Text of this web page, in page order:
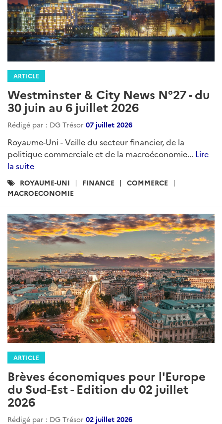
ARTICLE
Westminster & City News N°27 - du
30 juin au 6 juillet 2026
Rédigé par : DG Trésor 07 juillet 2026
Royaume-Uni - Veille du secteur financier, de la
politique commerciale et de la macroéconomie... Lire
la suite
Catégories
:
ROYAUME-UNI FINANCE
COMMERCE
MACROECONOMIE
ARTICLE
Brèves économiques pour l'Europe
du Sud-Est - Edition du 02 juillet
2026
Rédigé par : DG Trésor 02 juillet 2026